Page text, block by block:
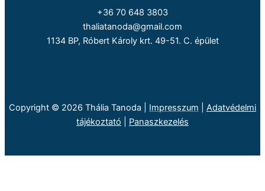
+36 70 648 3803
thaliatanoda@gmail.com
1134 BP, Róbert Károly krt. 49-51. C. épület
Copyright © 2026 Thália Tanoda | Impresszum
Adatvédelmi
tájékoztató
Panaszkezelés